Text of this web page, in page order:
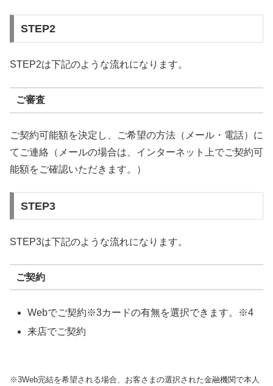
STEP2
STEP2は下記のような流れになります。
ご審査
ご契約可能額を決定し、ご希望の方法（メール・電話）に
てご連絡（メールの場合は、インターネット上でご契約可
能額をご確認いただきます。）
STEP3
STEP3は下記のような流れになります。
ご契約
Webでご契約※3カードの有無を選択できます。※4
来店でご契約
※3Web完結を希望される場合、お客さまの選択された金融機関で本人